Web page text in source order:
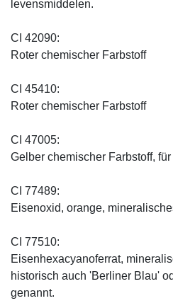
levensmiddelen.
CI 42090:
Roter chemischer Farbstoff
CI 45410:
Roter chemischer Farbstoff
CI 47005:
Gelber chemischer Farbstoff,
CI 77489:
Eisenoxid, orange,
CI 77510:
Eisenhexacyanoferrat,
historisch auch 'Berliner Blau'
genannt.